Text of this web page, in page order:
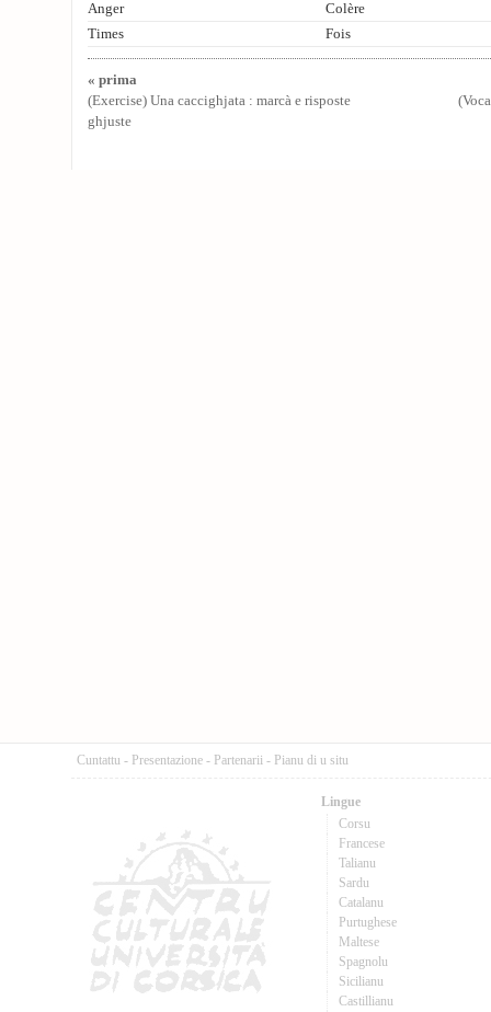
Anger
Colère
Times
Fois
« prima
(Exercise) Una caccighjata : marcà e risposte
ghjuste
Cuntattu - Presentazione - Partenarii - Pianu di u situ
Lingue
Corsu
Francese
Talianu
Sardu
Catalanu
Purtughese
Maltese
Spagnolu
Sicilianu
Castillianu